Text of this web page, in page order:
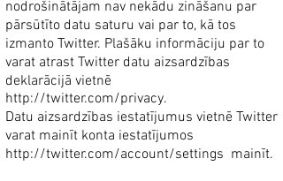
nodrošinātājam nav nekādu zināšanu par
pārsūtīto datu saturu vai par to, kā tos
izmanto Twitter. Plašāku informāciju par to
varat atrast Twitter datu aizsardzības
deklarācijā vietnē
http://twitter.com/privacy.
Datu aizsardzības iestatījumus vietnē Twitter
varat mainīt konta iestatījumos
http://twitter.com/account/settings mainīt.